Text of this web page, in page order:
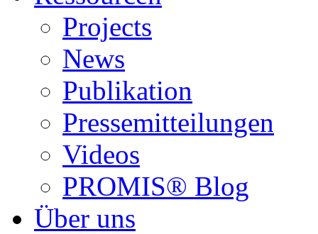
Projects
News
Publikation
Pressemitteilungen
Videos
PROMIS® Blog
Über uns